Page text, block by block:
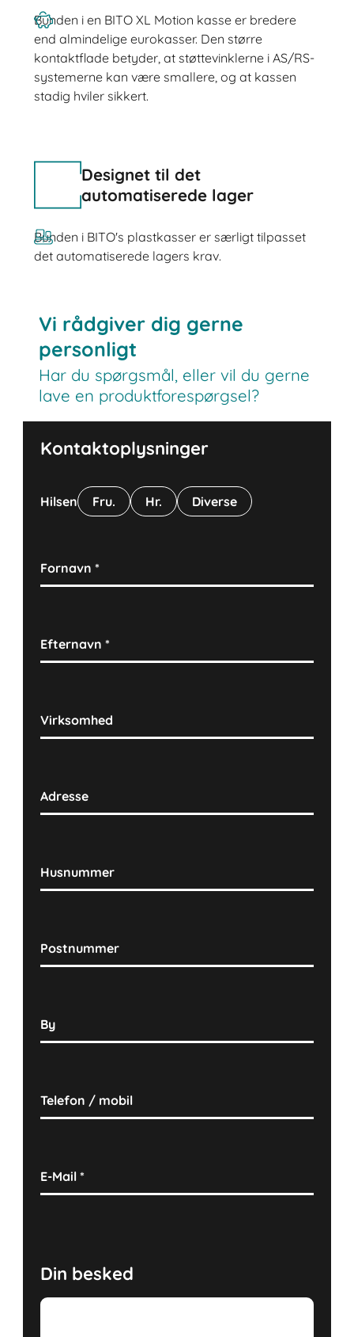
Bunden i en BITO XL Motion kasse er bredere
end almindelige eurokasser. Den større
kontaktflade betyder, at støttevinklerne i AS/RS-
systemerne kan være smallere, og at kassen
stadig hviler sikkert.
Designet til det
automatiserede lager
Bunden i BITO's plastkasser er særligt tilpasset
det automatiserede lagers krav.
Vi rådgiver dig gerne
personligt
Har du spørgsmål, eller vil du gerne
lave en produktforespørgsel?
Kontaktoplysninger
Hilsen Fru. Hr. Diverse
Fornavn*
Efternavn*
Virksomhed
Adresse
Husnummer
Postnummer
By
Telefon / mobil
E-Mail*
Din besked